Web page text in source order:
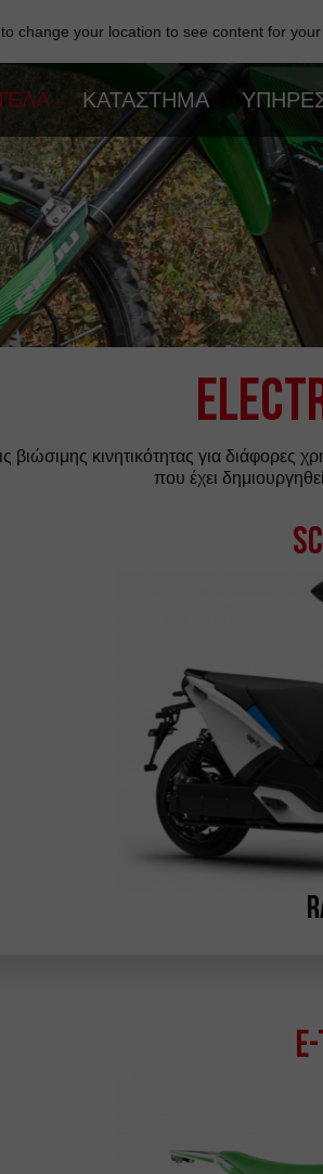
change your location to see content for
ΚΑΤΆΣΤΗΜΑ
κινητικότητας για διάφορες
που έχει